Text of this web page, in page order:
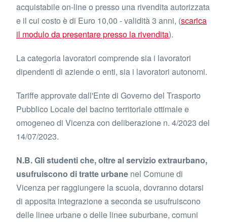
acquistabile on-line o presso una rivendita autorizzata
e il cui costo è di Euro 10,00 - validità 3 anni, (scarica
il modulo da presentare presso la rivendita).
La categoria lavoratori comprende sia i lavoratori
dipendenti di aziende o enti, sia i lavoratori autonomi.
Tariffe approvate dall'Ente di Governo del Trasporto
Pubblico Locale del bacino territoriale ottimale e
omogeneo di Vicenza con deliberazione n. 4/2023 del
14/07/2023.
N.B. Gli studenti che, oltre al servizio extraurbano,
usufruiscono di tratte urbane nel Comune di
Vicenza per raggiungere la scuola, dovranno dotarsi
di apposita integrazione a seconda se usufruiscono
delle linee urbane o delle linee suburbane, comuni